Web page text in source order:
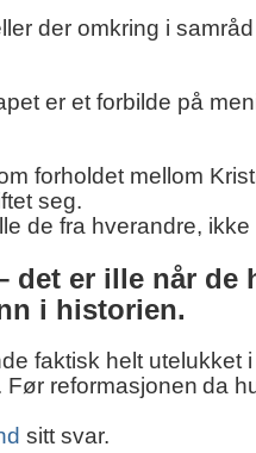
der omkring i
er et forbilde på
forholdet mellom
seg.
de fra hverandre, ikke
er ille når de
i historien.
faktisk helt utelukket
Før reformasjonen da
sitt svar.